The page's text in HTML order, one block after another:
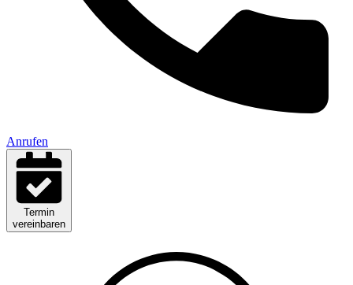
Anrufen
Termin
vereinbaren